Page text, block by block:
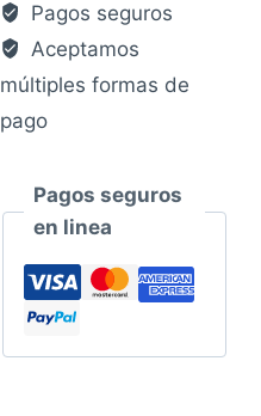
Pagos seguros
Aceptamos
múltiples formas de
pago
Pagos seguros
en linea